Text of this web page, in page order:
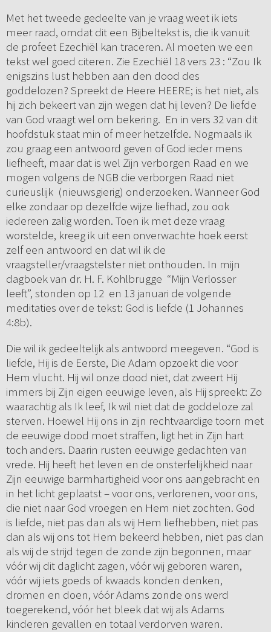
Met het tweede gedeelte van je vraag weet ik iets
meer raad, omdat dit een Bijbeltekst is, die ik vanuit
de profeet Ezechiël kan traceren. Al moeten we een
tekst wel goed citeren. Zie Ezechiël 18 vers 23 : “Zou Ik
enigszins lust hebben aan den dood des
goddelozen? Spreekt de Heere HEERE; is het niet, als
hij zich bekeert van zijn wegen dat hij leven? De liefde
van God vraagt wel om bekering. En in vers 32 van dit
hoofdstuk staat min of meer hetzelfde. Nogmaals ik
zou graag een antwoord geven of God ieder mens
liefheeft, maar dat is wel Zijn verborgen Raad en we
mogen volgens de NGB die verborgen Raad niet
curieuslijk (nieuwsgierig) onderzoeken. Wanneer God
elke zondaar op dezelfde wijze liefhad, zou ook
iedereen zalig worden. Toen ik met deze vraag
worstelde, kreeg ik uit een onverwachte hoek eerst
zelf een antwoord en dat wil ik de
vraagsteller/vraagstelster niet onthouden. In mijn
dagboek van dr. H. F. Kohlbrugge “Mijn Verlosser
leeft”, stonden op 12 en 13 januari de volgende
meditaties over de tekst: God is liefde (1 Johannes
4:8b).
Die wil ik gedeeltelijk als antwoord meegeven. “God is
liefde, Hij is de Eerste, Die Adam opzoekt die voor
Hem vlucht. Hij wil onze dood niet, dat zweert Hij
immers bij Zijn eigen eeuwige leven, als Hij spreekt: Zo
waarachtig als Ik leef, Ik wil niet dat de goddeloze zal
sterven. Hoewel Hij ons in zijn rechtvaardige toorn met
de eeuwige dood moet straffen, ligt het in Zijn hart
toch anders. Daarin rusten eeuwige gedachten van
vrede. Hij heeft het leven en de onsterfelijkheid naar
Zijn eeuwige barmhartigheid voor ons aangebracht en
in het licht geplaatst – voor ons, verlorenen, voor ons,
die niet naar God vroegen en Hem niet zochten. God
is liefde, niet pas dan als wij Hem liefhebben, niet pas
dan als wij ons tot Hem bekeerd hebben, niet pas dan
als wij de strijd tegen de zonde zijn begonnen, maar
vóór wij dit daglicht zagen, vóór wij geboren waren,
vóór wij iets goeds of kwaads konden denken,
dromen en doen, vóór Adams zonde ons werd
toegerekend, vóór het bleek dat wij als Adams
kinderen gevallen en totaal verdorven waren.